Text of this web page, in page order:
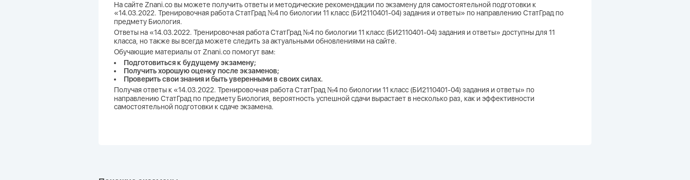
На сайте Znani.co вы можете получить ответы и методические рекомендации по экзамену для самостоятельной подготовки к
«14.03.2022. Тренировочная работа СтатГрад №4 по биологии 11 класс (БИ2110401-04) задания и ответы» по направлению СтатГрад по
предмету Биология.
Ответы на «14.03.2022. Тренировочная работа СтатГрад №4 по биологии 11 класс (БИ2110401-04) задания и ответы» доступны для 11
класса, но также вы всегда можете следить за актуальными обновлениями на сайте.
Обучающие материалы от Znani.co помогут вам:
Подготовиться к будущему экзамену;
Получить хорошую оценку после экзаменов;
Проверить свои знания и быть уверенными в своих силах.
Получая ответы к «14.03.2022. Тренировочная работа СтатГрад №4 по биологии 11 класс (БИ2110401-04) задания и ответы» по
направлению СтатГрад по предмету Биология, вероятность успешной сдачи вырастает в несколько раз, как и эффективности
самостоятельной подготовки к сдаче экзамена.